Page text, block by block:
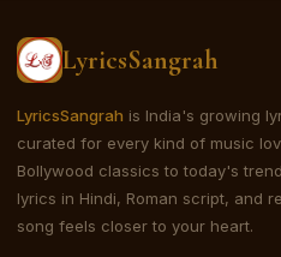
LyricsSangrah
LyricsSangrah is India's growing
curated for every kind of music
Bollywood classics to today's
lyrics in Hindi, Roman script, and
song feels closer to your heart.